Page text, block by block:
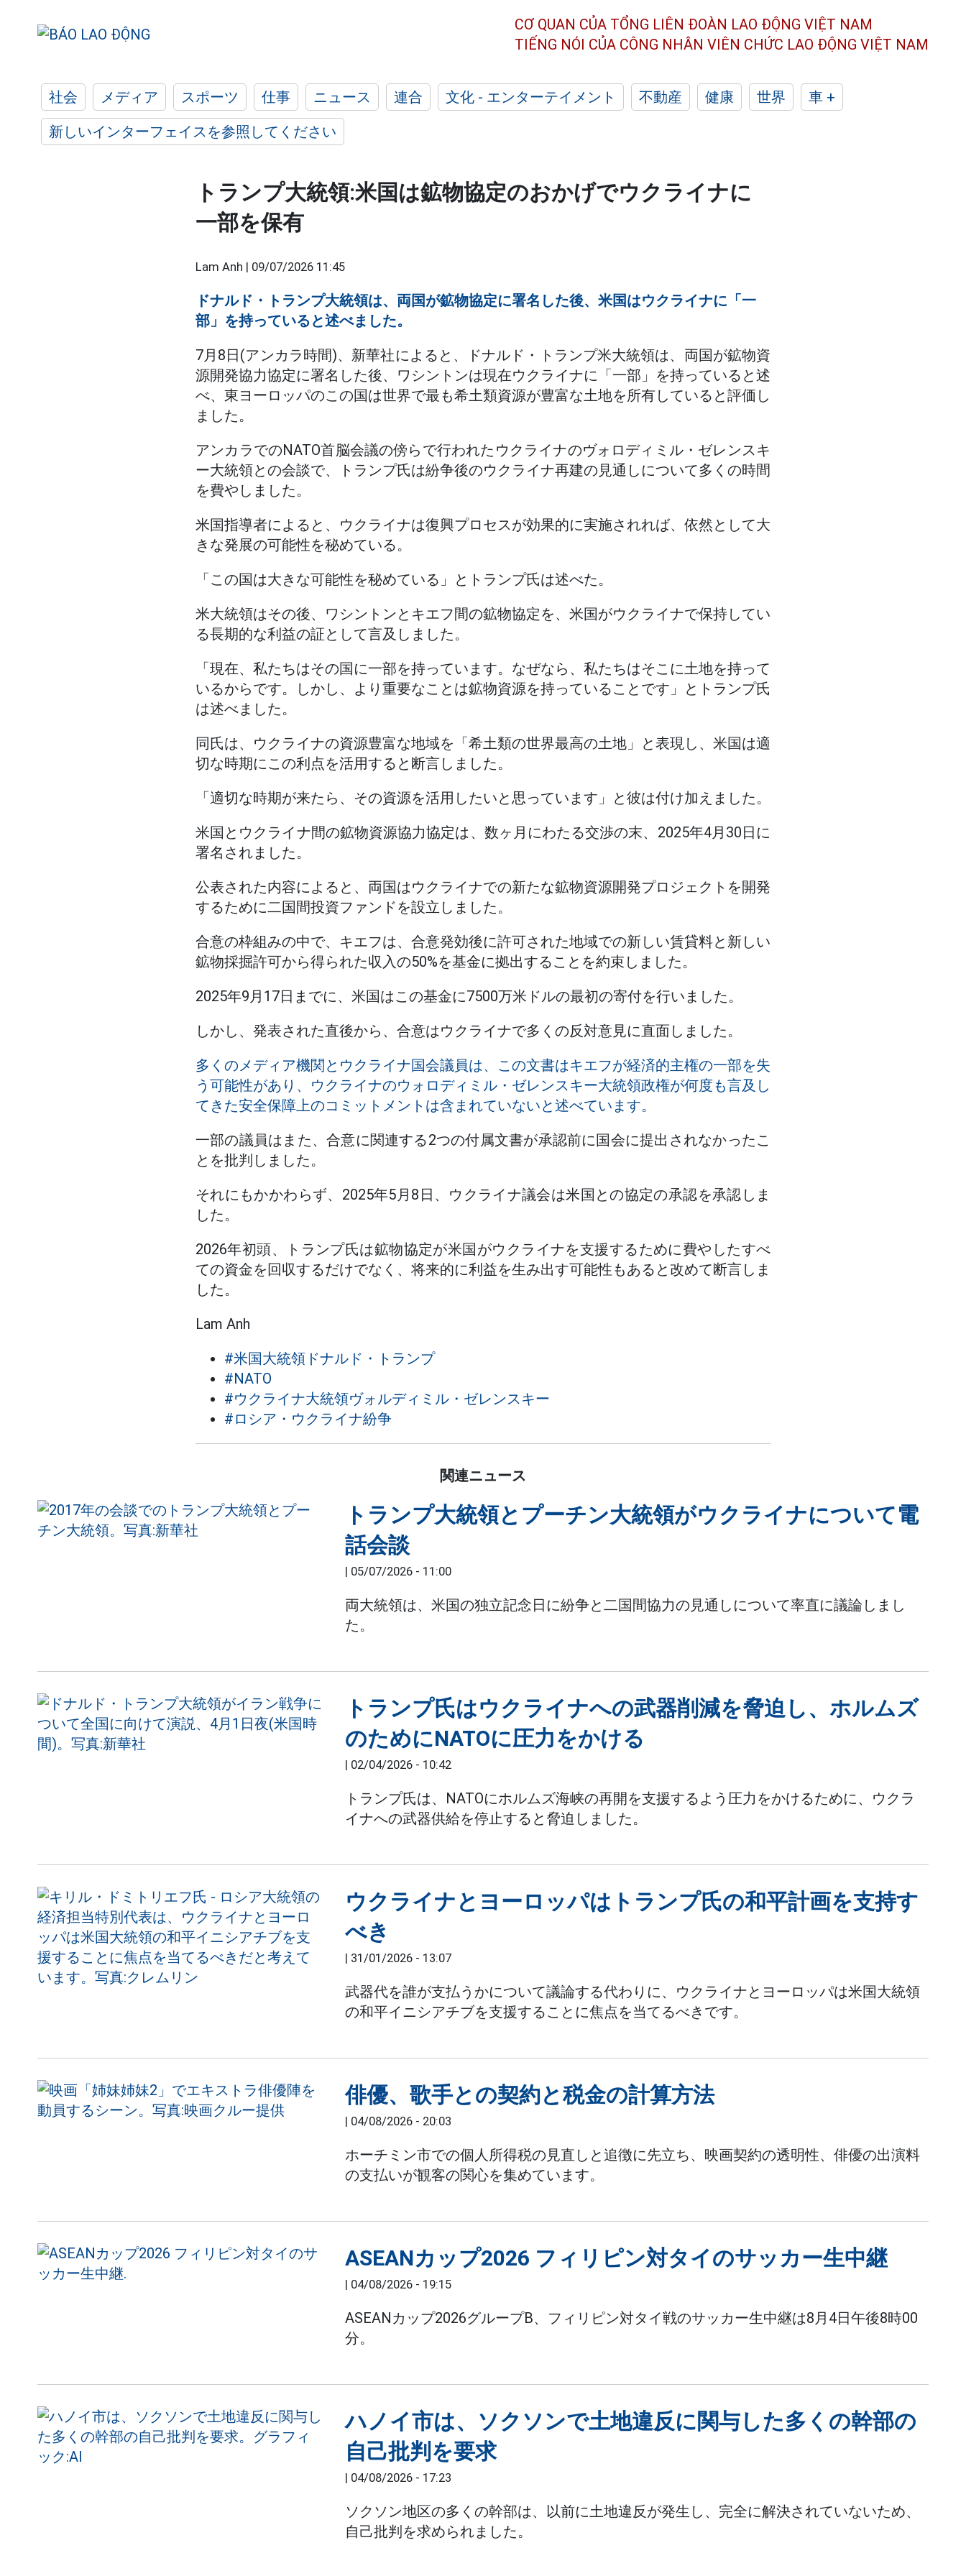
CƠ QUAN CỦA TỔNG LIÊN ĐOÀN LAO ĐỘNG VIỆT NAM
TIẾNG NÓI CỦA CÔNG NHÂN VIÊN CHỨC LAO ĐỘNG VIỆT NAM
社会 メディア スポーツ 仕事 ニュース 連合 文化 - エンターテイメント 不動産 健康 世界
車 +
新しいインターフェイスを参照してください
トランプ大統領:米国は鉱物協定のおかげでウクライナに
一部を保有
Lam Anh | 09/07/2026 11:45
ドナルド・トランプ大統領は、両国が鉱物協定に署名した後、米国はウクライナに「一
部」を持っていると述べました。
7月8日(アンカラ時間)、新華社によると、ドナルド・トランプ米大統領は、両国が鉱物資
源開発協力協定に署名した後、ワシントンは現在ウクライナに「一部」を持っていると述
べ、東ヨーロッパのこの国は世界で最も希土類資源が豊富な土地を所有していると評価し
ました。
アンカラでのNATO首脳会議の傍らで行われたウクライナのヴォロディミル・ゼレンスキ
ー大統領との会談で、トランプ氏は紛争後のウクライナ再建の見通しについて多くの時間
を費やしました。
米国指導者によると、ウクライナは復興プロセスが効果的に実施されれば、依然として大
きな発展の可能性を秘めている。
「この国は大きな可能性を秘めている」とトランプ氏は述べた。
米大統領はその後、ワシントンとキエフ間の鉱物協定を、米国がウクライナで保持してい
る長期的な利益の証として言及しました。
「現在、私たちはその国に一部を持っています。なぜなら、私たちはそこに土地を持って
いるからです。しかし、より重要なことは鉱物資源を持っていることです」とトランプ氏
は述べました。
同氏は、ウクライナの資源豊富な地域を「希土類の世界最高の土地」と表現し、米国は適
切な時期にこの利点を活用すると断言しました。
「適切な時期が来たら、その資源を活用したいと思っています」と彼は付け加えました。
米国とウクライナ間の鉱物資源協力協定は、数ヶ月にわたる交渉の末、2025年4月30日に
署名されました。
公表された内容によると、両国はウクライナでの新たな鉱物資源開発プロジェクトを開発
するために二国間投資ファンドを設立しました。
合意の枠組みの中で、キエフは、合意発効後に許可された地域での新しい賃貸料と新しい
鉱物採掘許可から得られた収入の50%を基金に拠出することを約束しました。
2025年9月17日までに、米国はこの基金に7500万米ドルの最初の寄付を行いました。
しかし、発表された直後から、合意はウクライナで多くの反対意見に直面しました。
多くのメディア機関とウクライナ国会議員は、この文書はキエフが経済的主権の一部を失
う可能性があり、ウクライナのウォロディミル・ゼレンスキー大統領政権が何度も言及し
てきた安全保障上のコミットメントは含まれていないと述べています。
一部の議員はまた、合意に関連する2つの付属文書が承認前に国会に提出されなかったこ
とを批判しました。
それにもかかわらず、2025年5月8日、ウクライナ議会は米国との協定の承認を承認しま
した。
2026年初頭、トランプ氏は鉱物協定が米国がウクライナを支援するために費やしたすべ
ての資金を回収するだけでなく、将来的に利益を生み出す可能性もあると改めて断言しま
した。
Lam Anh
#米国大統領ドナルド・トランプ
#NATO
#ウクライナ大統領ヴォルディミル・ゼレンスキー
#ロシア・ウクライナ紛争
関連ニュース
トランプ大統領とプーチン大統領がウクライナについて電
話会談
| 05/07/2026 - 11:00
両大統領は、米国の独立記念日に紛争と二国間協力の見通しについて率直に議論しまし
た。
トランプ氏はウクライナへの武器削減を脅迫し、ホルムズ
のためにNATOに圧力をかける
| 02/04/2026 - 10:42
トランプ氏は、NATOにホルムズ海峡の再開を支援するよう圧力をかけるために、ウクラ
イナへの武器供給を停止すると脅迫しました。
ウクライナとヨーロッパはトランプ氏の和平計画を支持す
べき
| 31/01/2026 - 13:07
武器代を誰が支払うかについて議論する代わりに、ウクライナとヨーロッパは米国大統領
の和平イニシアチブを支援することに焦点を当てるべきです。
俳優、歌手との契約と税金の計算方法
| 04/08/2026 - 20:03
ホーチミン市での個人所得税の見直しと追徴に先立ち、映画契約の透明性、俳優の出演料
の支払いが観客の関心を集めています。
ASEANカップ2026 フィリピン対タイのサッカー生中継
| 04/08/2026 - 19:15
ASEANカップ2026グループB、フィリピン対タイ戦のサッカー生中継は8月4日午後8時00
分。
ハノイ市は、ソクソンで土地違反に関与した多くの幹部の
自己批判を要求
| 04/08/2026 - 17:23
ソクソン地区の多くの幹部は、以前に土地違反が発生し、完全に解決されていないため、
自己批判を求められました。